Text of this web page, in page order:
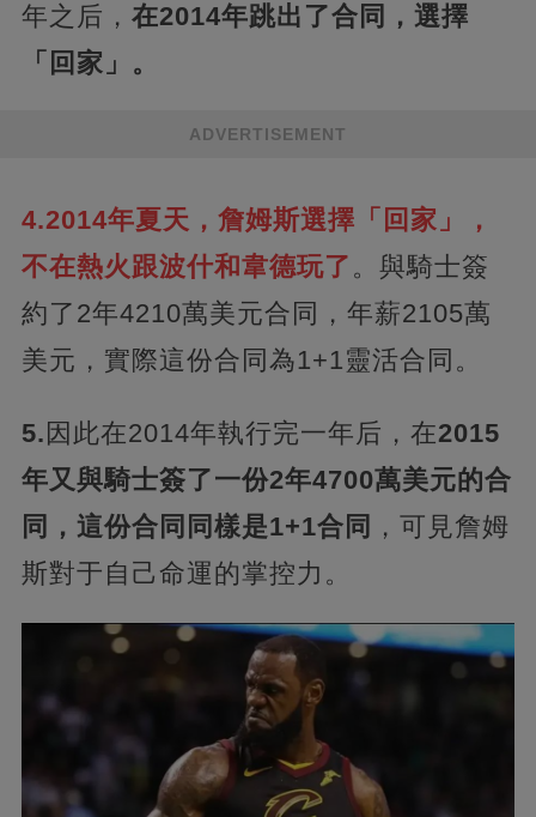
年之后， 在2014年跳出了合同，選擇
「回家」。
ADVERTISEMENT
4.2014年夏天，詹姆斯選擇「回家」，
不在熱火跟波什和韋德玩了 。與騎士簽
約了2年4210萬美元合同，年薪2105萬
美元，實際這份合同為1+1靈活合同。
5. 因此在2014年執行完一年后，在2015
年又與騎士簽了一份2年4700萬美元的合
同，這份合同同樣是1+1合同 ，可見詹姆
斯對于自己命運的掌控力。